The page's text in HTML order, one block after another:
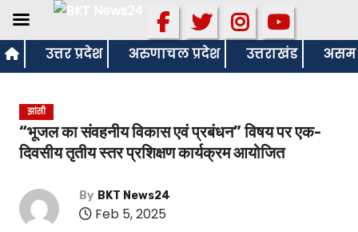
S
k
उत्तर प्रदेश अरुणाचल प्रदेश उत्तराखंड असम
झांसी
“भूजल का संवहनीय विकास एवं प्रबंधन” विषय पर एक-
दिवसीय तृतीय स्तर प्रशिक्षण कार्यक्रम आयोजित
By BKT News24
Feb 5, 2025